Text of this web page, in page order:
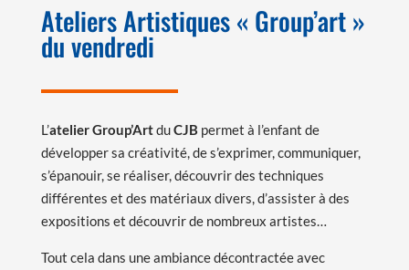
Ateliers Artistiques « Group’art »
du vendredi
L’atelier Group’ArtduCJB permet à l’enfant de
développer sa créativité, de s’exprimer, communiquer,
s’épanouir, se réaliser, découvrir des techniques
différentes et des matériaux divers, d’assister à des
expositions et découvrir de nombreux artistes…
Tout cela dans une ambiance décontractée avec